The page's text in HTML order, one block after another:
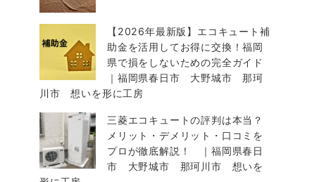
【2026年最新版】エコキュート補
助金を活用してお得に交換！福岡
県で損をしないための完全ガイド
｜福岡県春日市 大野城市 那珂
川市 想いを形に工房
三菱エコキュートの評判は本当？
メリット・デメリット・口コミを
プロが徹底解説！ ｜福岡県春日
市 大野城市 那珂川市 想いを